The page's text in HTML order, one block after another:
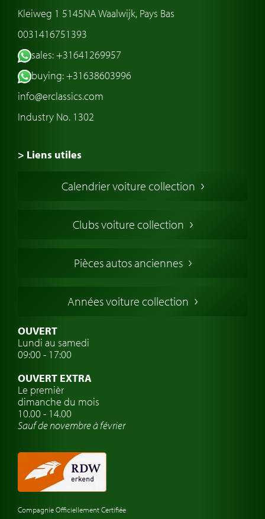
Kleiweg 1 5145NA Waalwijk, Pays Bas
0031416751393
sales: +31641269957
buying: +31638603996
info@erclassics.com
Industry No. 1302
> Liens utiles
Voiture Collection Europe
Voitures Anglaises
Voitures Allemandes
Voitures Suédoises
Assurance voiture de collection
Clubs de voitures classiques
Atelier de voitures anciennes
Montres de marque de voiture
Calendrier voiture collection
Clubs voiture collection
Pièces autos anciennes
Années voiture collection
OUVERT
Lundi au samedi
09:00 - 17:00
OUVERT EXTRA
Le premièr
dimanche du mois
10.00 - 14.00
Sauf de novembre à février
Compagnie Officiellement Certifiée